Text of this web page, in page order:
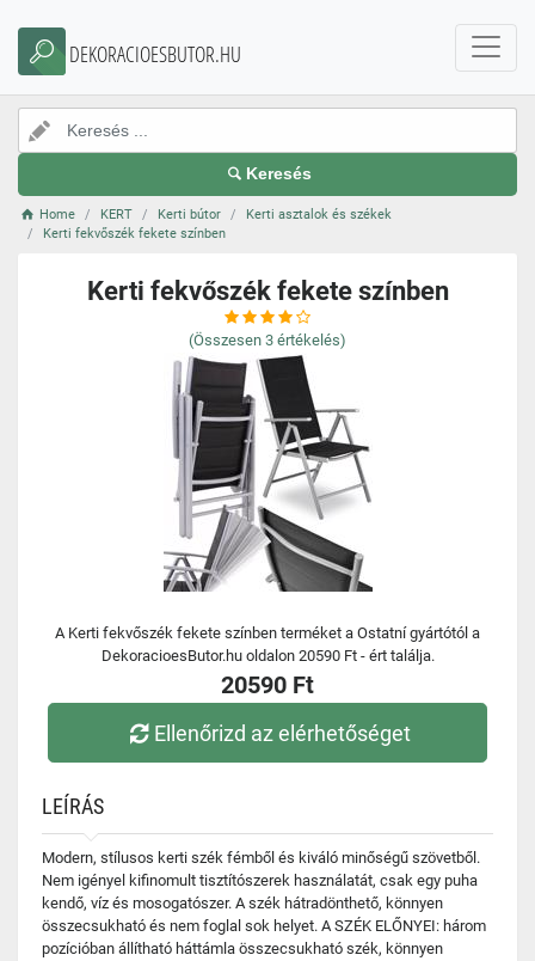
DEKORACIOESBUTOR.HU
Keresés
Home KERT Kerti bútor
Kerti asztalok és székek
Kerti fekvőszék fekete színben
Kerti fekvőszék fekete színben
(Összesen 3 értékelés)
A Kerti fekvőszék fekete színben terméket a Ostatní gyártótól a
DekoracioesButor.hu oldalon 20590 Ft - ért találja.
20590 Ft
Ellenőrizd az elérhetőséget
LEÍRÁS
Modern, stílusos kerti szék fémből és kiváló minőségű szövetből.
Nem igényel kifinomult tisztítószerek használatát, csak egy puha
kendő, víz és mosogatószer. A szék hátradönthető, könnyen
összecsukható és nem foglal sok helyet. A SZÉK ELŐNYEI: három
pozícióban állítható háttámla összecsukható szék, könnyen